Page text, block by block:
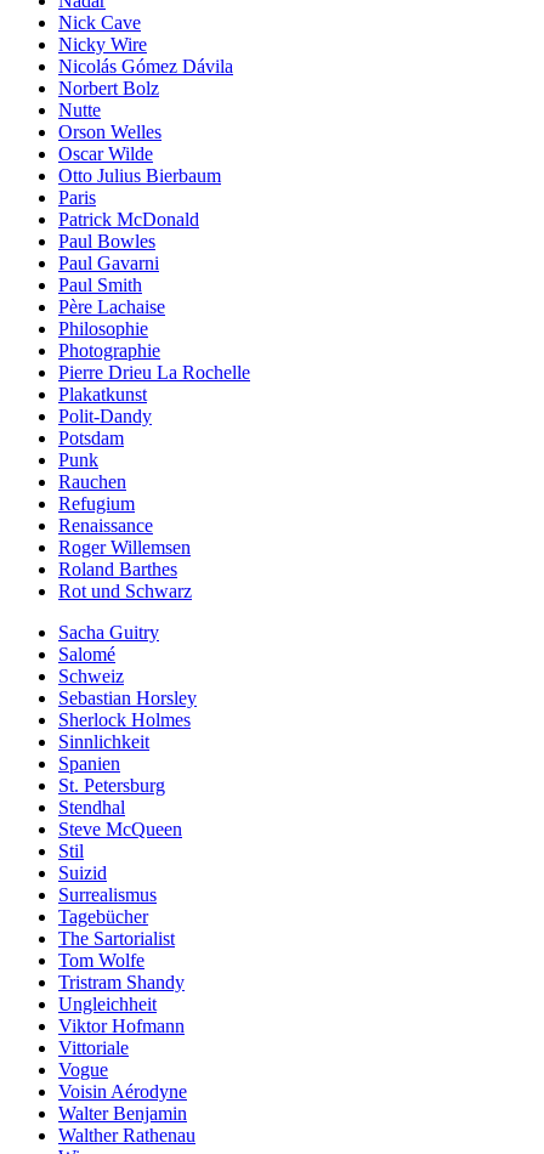
Nick Cave
Nicky Wire
Nicolás Gómez Dávila
Norbert Bolz
Nutte
Orson Welles
Oscar Wilde
Otto Julius Bierbaum
Paris
Patrick McDonald
Paul Bowles
Paul Gavarni
Paul Smith
Père Lachaise
Philosophie
Photographie
Pierre Drieu La Rochelle
Plakatkunst
Polit-Dandy
Potsdam
Punk
Rauchen
Refugium
Renaissance
Roger Willemsen
Roland Barthes
Rot und Schwarz
Sacha Guitry
Salomé
Schweiz
Sebastian Horsley
Sherlock Holmes
Sinnlichkeit
Spanien
St. Petersburg
Stendhal
Steve McQueen
Stil
Suizid
Surrealismus
Tagebücher
The Sartorialist
Tom Wolfe
Tristram Shandy
Ungleichheit
Viktor Hofmann
Vittoriale
Vogue
Voisin Aérodyne
Walter Benjamin
Walther Rathenau